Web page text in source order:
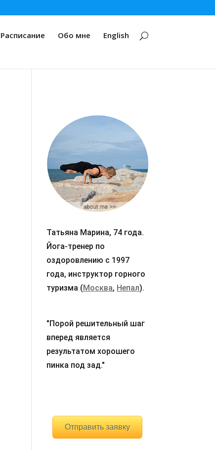
Расписание Обо мне English
Татьяна Марина, 74 года.
Йога-тренер по
оздоровлению с 1997
года, инструктор горного
туризма (Москва, Непал).
"Порой решительный шаг
вперед является
результатом хорошего
пинка под зад."
Отправить заявку